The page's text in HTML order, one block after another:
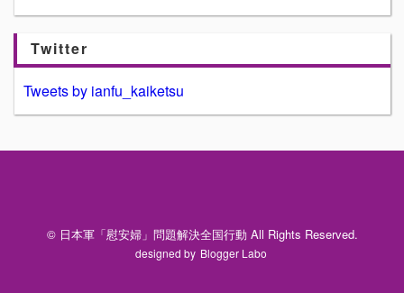
Twitter
Tweets by ianfu_kaiketsu
© 日本軍「慰安婦」問題解決全国行動 All Rights Reserved.
designed by Blogger Labo